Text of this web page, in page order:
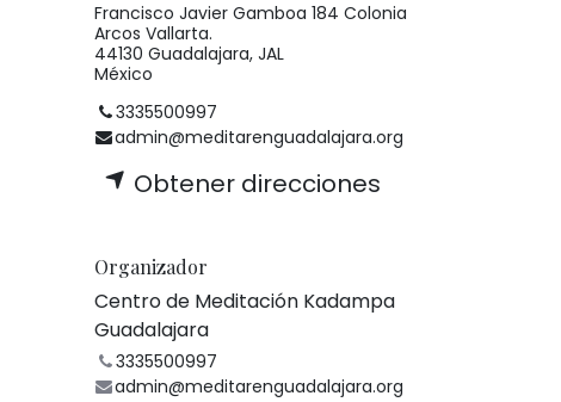
Francisco Javier Gamboa 184 Colonia
Arcos Vallarta.
44130 Guadalajara, JAL
México
3335500997
admin@meditarenguadalajara.org
Obtener direcciones
Organizador
Centro de Meditación Kadampa
Guadalajara
3335500997
admin@meditarenguadalajara.org